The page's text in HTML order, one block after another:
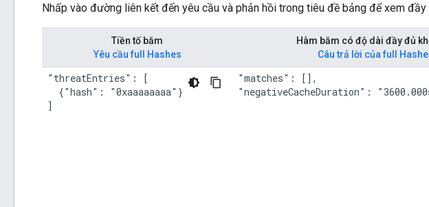
Nhấp vào đường liên kết đến yêu cầu và phản hồi trong tiêu đề bảng để xem
Tiền tố băm
Yêu cầu full Hashes
Hàm băm có độ dài đầy đủ
Câu trả lời của full
"threatEntries": [
  {"hash": "0xaaaaaaaa"}
]
"matches": [],
"negativeCacheDuration":